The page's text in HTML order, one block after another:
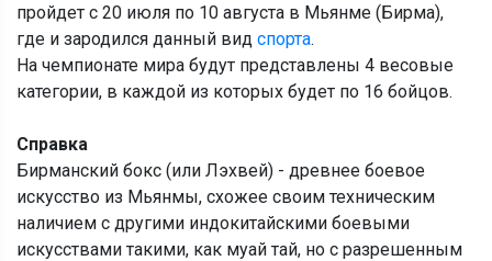
пройдет с 20 июля по 10 августа в Мьянме (Бирма),
где и зародился данный вид спорта.
На чемпионате мира будут представлены 4 весовые
категории, в каждой из которых будет по 16 бойцов.
Справка
Бирманский бокс (или Лэхвей) - древнее боевое
искусство из Мьянмы, схожее своим техническим
наличием с другими индокитайскими боевыми
искусствами такими, как муай тай, но с разрешенным